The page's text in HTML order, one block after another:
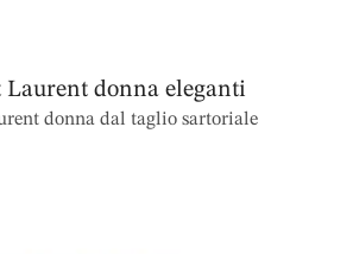
Laurent donna eleganti
donna dal taglio sartoriale